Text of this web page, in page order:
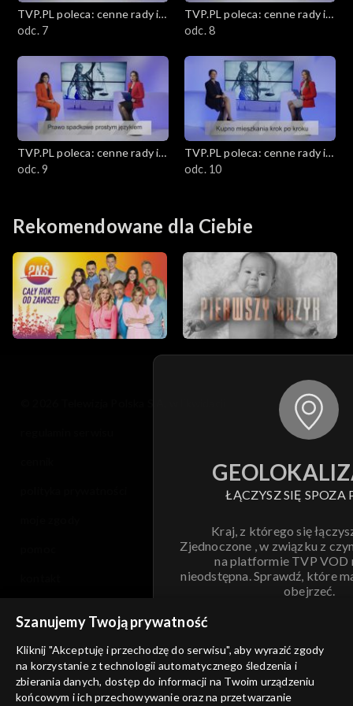
Budowanie świadomości konsumenckiej
Kuchnia Dantego
Sylwestrowe kreacje
Wielkanocny czas
TVP.PL poleca: cenne rady i
ciekawostki
odc. 7
TVP.PL poleca: cenne rady i
ciekawostki
odc. 8
TVP.PL poleca: cenne rady i
ciekawostki
odc. 9
TVP.PL poleca: cenne rady i
ciekawostki
odc. 10
Rekomendowane dla Ciebie
ŁĄCZYSZ SIĘ SPOZA
Kraj, z którego się
Zjednoczone , w związku z
na platformie TVP VOD
nieodstępna. Sprawdź, które
obejrzeć.
ANULUJ
informacje o dostawcy usług
Szanujemy Twoją prywatność
Kliknij "Akceptuję i przechodzę do serwisu", aby wyrazić zgody
na korzystanie z technologii automatycznego śledzenia i
zbierania danych, dostęp do informacji na Twoim urządzeniu
końcowym i ich przechowywanie oraz na przetwarzanie